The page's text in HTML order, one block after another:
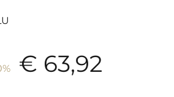
€ 63,92